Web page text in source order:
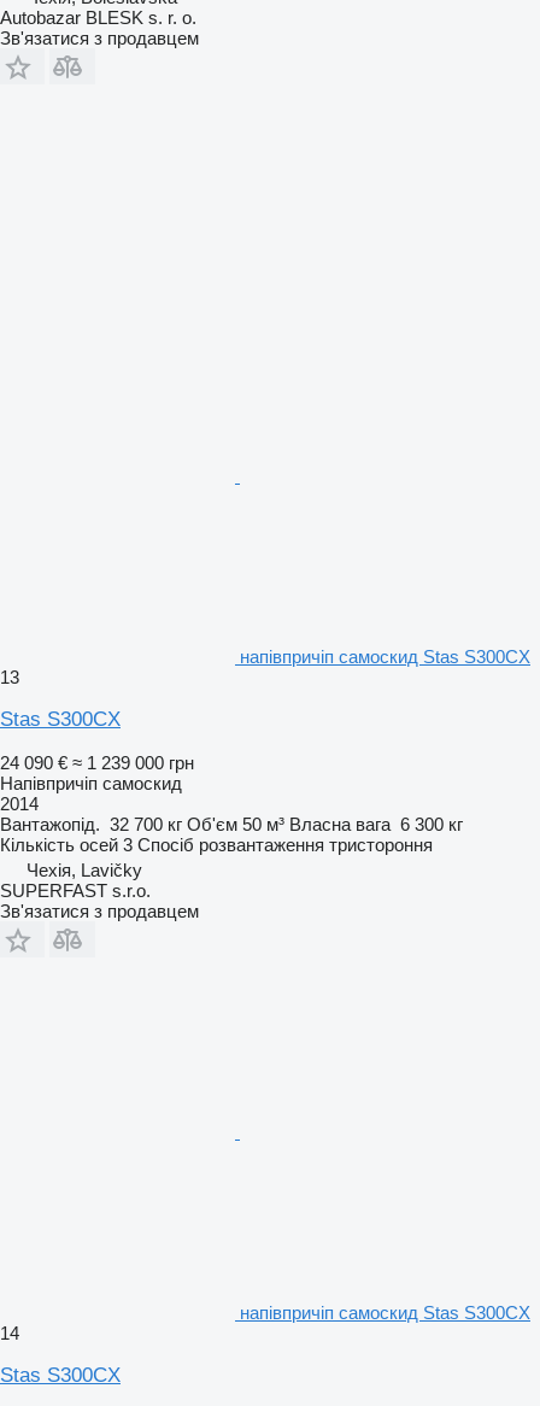
Autobazar BLESK s. r. o.
Зв'язатися з продавцем
напівпричіп самоскид Stas S300CX
13
Stas S300CX
24 090 € ≈ 1 239 000 грн
Напівпричіп самоскид
2014
Вантажопід. 32 700 кг Об'єм 50 м³ Власна вага 6 300 кг
Кількість осей 3 Спосіб розвантаження тристороння
Чехія, Lavičky
SUPERFAST s.r.o.
Зв'язатися з продавцем
напівпричіп самоскид Stas S300CX
14
Stas S300CX